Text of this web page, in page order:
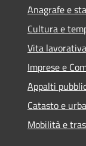
Anagrafe e
Cultura e
Vita lavorativa
Imprese e
Appalti
Catasto e
Mobilità e